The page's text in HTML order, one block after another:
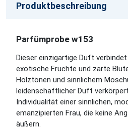
Produktbeschreibung
Parfümprobe w153
Dieser einzigartige Duft
exotische Früchte und zarte
Holztönen und sinnlichem
leidenschaftlicher Duft
Individualität einer sinnlichen,
emanzipierten Frau, die keine
äußern.